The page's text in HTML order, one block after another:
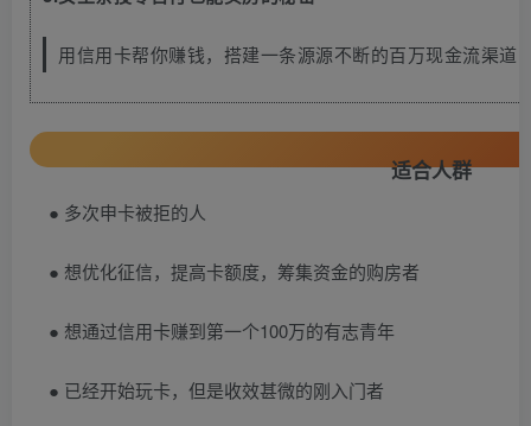
用信用卡帮你赚钱，搭建一条源源不断的百万现金流渠道
适合人群
● 多次申卡被拒的人
● 想优化征信，提高卡额度，筹集资金的购房者
● 想通过信用卡赚到第一个100万的有志青年
● 已经开始玩卡，但是收效甚微的刚入门者